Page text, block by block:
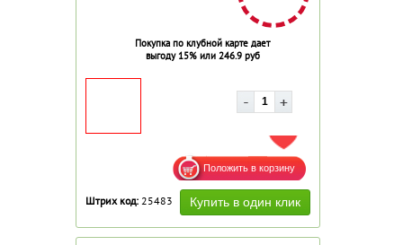
Покупка по клубной карте дает
выгоду 15% или 246.9 руб
ДОБАВИТЬ В ИЗБРАННОЕ
Штрих код: 25483